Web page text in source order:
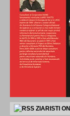
ZIARISTI